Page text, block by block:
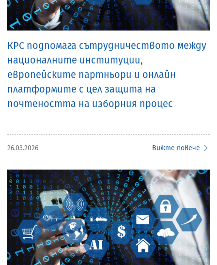
КРС подпомага сътрудничеството между
националните институции,
европейските партньори и онлайн
платформите с цел защита на
почтеността на изборния процес
26.03.2026 Вижте повече